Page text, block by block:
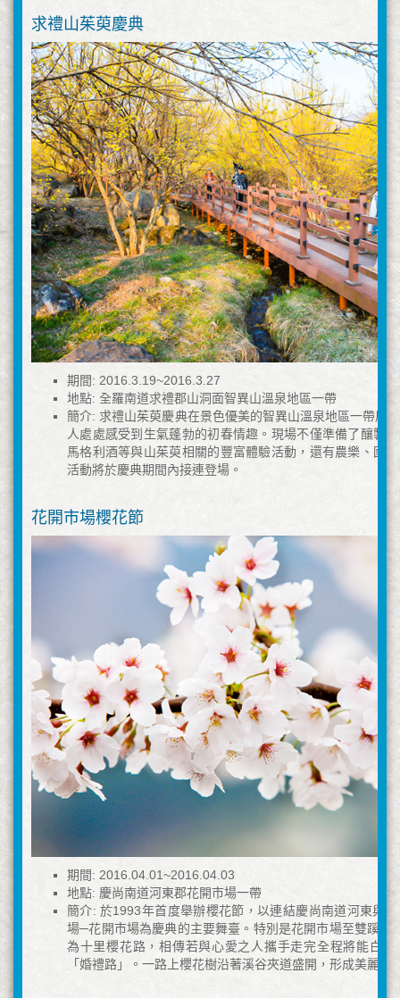
求禮山茱萸慶典
期間: 2016.3.19~2016.3.27
地點: 全羅南道求禮郡山洞面智異山溫泉地區一帶
簡介: 求禮山茱萸慶典在景色優美的智異山溫泉地區一帶展
人處處感受到生氣蓬勃的初春情趣。現場不僅準備了釀製
馬格利酒等與山茱萸相關的豐富體驗活動，還有農樂、國
活動將於慶典期間內接連登場。
花開市場櫻花節
期間: 2016.04.01~2016.04.03
地點: 慶尚南道河東郡花開市場一帶
簡介: 於1993年首度舉辦櫻花節，以連結慶尚南道河東與
場─花開市場為慶典的主要舞臺。特別是花開市場至雙蹊寺
為十里櫻花路，相傳若與心愛之人攜手走完全程將能白
「婚禮路」。一路上櫻花樹沿著溪谷夾道盛開，形成美麗景